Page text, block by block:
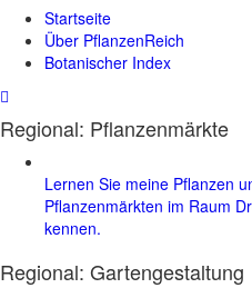
Startseite
Über PflanzenReich
Botanischer Index
Regional: Pflanzenmärkte
Lernen Sie meine Pflanzen
Pflanzenmärkten im Raum
kennen.
Regional: Gartengestaltung